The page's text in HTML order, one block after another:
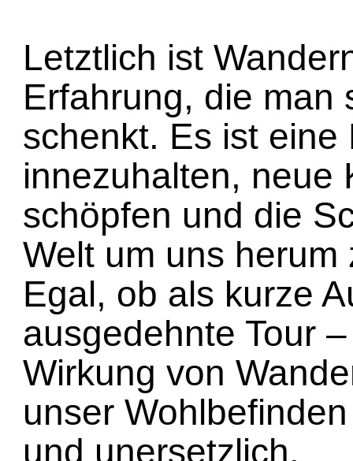
Letztlich ist
Erfahrung, die man
schenkt. Es ist eine
innezuhalten, neue
schöpfen und die
Welt um uns herum
Egal, ob als kurze
ausgedehnte Tour
Wirkung von
unser
und unersetzlich.